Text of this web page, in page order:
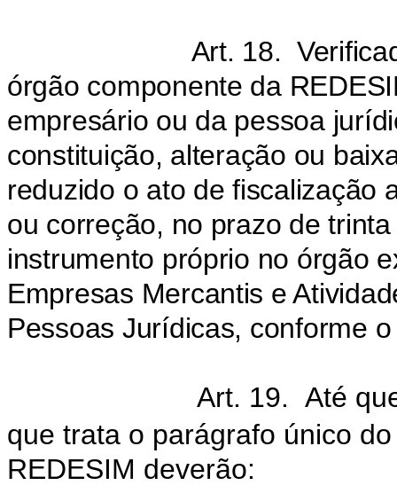
Art. 18.
órgão componente da
empresário ou da pessoa
constituição, alteração ou
reduzido o ato de fiscalização
ou correção, no prazo de
instrumento próprio no órgão
Empresas Mercantis e
Pessoas Jurídicas, conforme
Art. 19. Até
que trata o parágrafo único
REDESIM deverão: